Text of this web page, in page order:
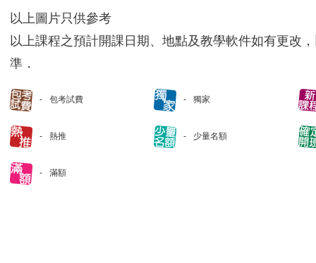
以上圖片只供參考
以上課程之預計開課日期、地點及教學軟件如有更改
準．
包考試費 獨家
熱推 少量名額
滿額